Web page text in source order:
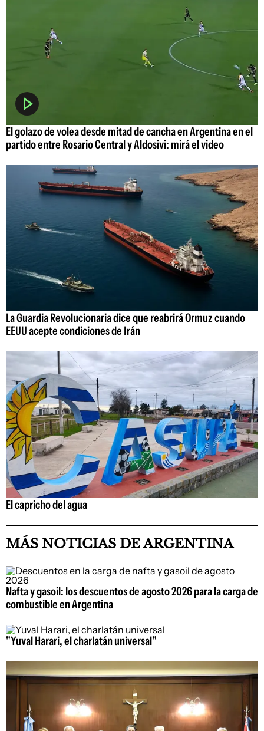
El golazo de volea desde mitad de cancha en Argentina en el
partido entre Rosario Central y Aldosivi: mirá el video
La Guardia Revolucionaria dice que reabrirá Ormuz cuando
EEUU acepte condiciones de Irán
El capricho del agua
MÁS NOTICIAS DE ARGENTINA
Nafta y gasoil: los descuentos de agosto 2026 para la carga de
combustible en Argentina
"Yuval Harari, el charlatán universal"